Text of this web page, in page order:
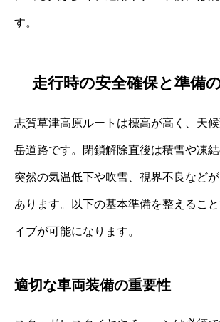
す。
走行時の安全確保と準備
志賀草津高原ルートは標高が高く、天
岳道路です。閉鎖解除直後は積雪や凍結
突然の気温低下や吹雪、視界不良など
あります。以下の基本準備を整えるこ
イブが可能になります。
適切な車両装備の重要性